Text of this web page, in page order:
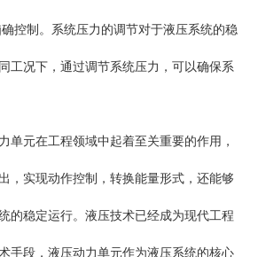
控制。系统压力的调节对于液压系统的稳
工况下，通过调节系统压力，可以确保系
单元在工程领域中起着至关重要的作用，
，实现动作控制，转换能量形式，还能够
的稳定运行。液压技术已经成为现代工程
手段，液压动力单元作为液压系统的核心